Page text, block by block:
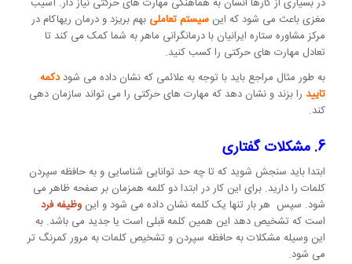
مغزی باعث می شود که این سیستم تعاملی بهم بریزد و درمان ریهاکام در
مرکز مشاوره ستاره ایرانیان با درمانگرانی ماهر به شما کمک می کند تا
تعادل مهارت های حرکتی را کسب کنید.
به طور مثال مراجع باید با توجه به علائمی که نشان داده می شوددکمه
تاییدرا بزند و نشان دهد که مهارت های حرکتی را می تواند سازمان دهی
کند.
6. مشکلات گفتاری
ابتدا باید سنجش شوید که تا چه حد توانایی شناسایی و به حافظه سپردن
کلمات را دارید. برای این کار در ابتدا دو کلمه همزمان بر صفحه ظاهر می
شود. سپس هر بار تنها یک کلمه نشان داده می شود و این وظیفه فرد
است که تشخیص دهد این همین کلمه قبلی است یا جدید می باشد. به
این وسیله مشکلات به حافظه سپردن و تشخیص کلمات به مرور کمرنگ تر
می شود.